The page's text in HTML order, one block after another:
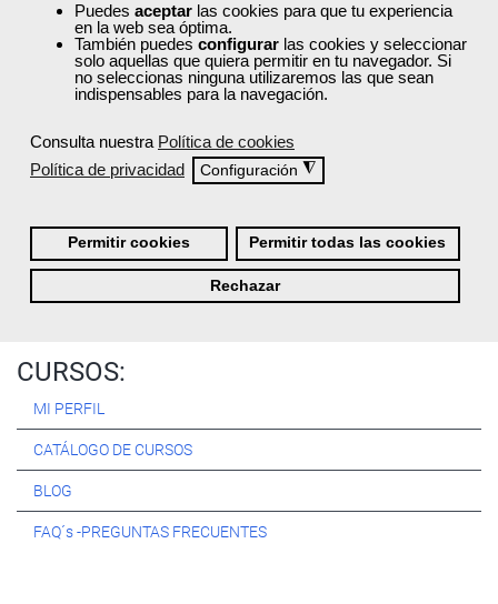
Puedes aceptar las cookies para que tu experiencia
en la web sea óptima.
También puedes configurar las cookies y seleccionar
solo aquellas que quiera permitir en tu navegador. Si
no seleccionas ninguna utilizaremos las que sean
indispensables para la navegación.
Consulta nuestra Política de cookies
Política de privacidad
Configuración ◮
Permitir cookies Permitir todas las cookies
Rechazar
Quiénes Somos:
Especialistas en consultoría y formación para el empleo
Nuestro objetivo diario es, única y exclusivamente, ayudarte a
conseguir tus metas profesionales ofreciéndote los mejores
CURSOS:
MI PERFIL
CATÁLOGO DE CURSOS
BLOG
FAQ´s -PREGUNTAS FRECUENTES